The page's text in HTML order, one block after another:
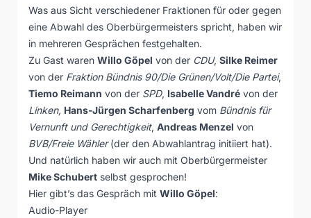
Was aus Sicht verschiedener Fraktionen für oder gegen
eine Abwahl des Oberbürgermeisters spricht, haben wir
in mehreren Gesprächen festgehalten.
Zu Gast waren Willo Göpel von der CDU, Silke Reimer
von der Fraktion Bündnis 90/Die Grünen/Volt/Die Partei,
Tiemo Reimann von der SPD, Isabelle Vandré von der
Linken, Hans-Jürgen Scharfenberg vom Bündnis für
Vernunft und Gerechtigkeit, Andreas Menzel von
BVB/Freie Wähler(der den Abwahlantrag initiiert hat).
Und natürlich haben wir auch mit Oberbürgermeister
Mike Schubert selbst gesprochen!
Hier gibt’s das Gespräch mit Willo Göpel:
Audio-Player